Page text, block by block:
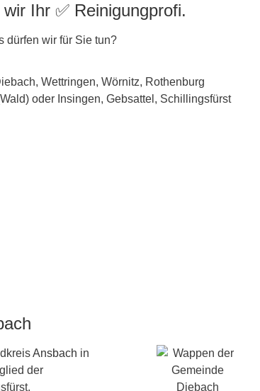
Ihr ✅ Reinigungprofi.
dürfen wir für Sie tun?
Ansbach in
der